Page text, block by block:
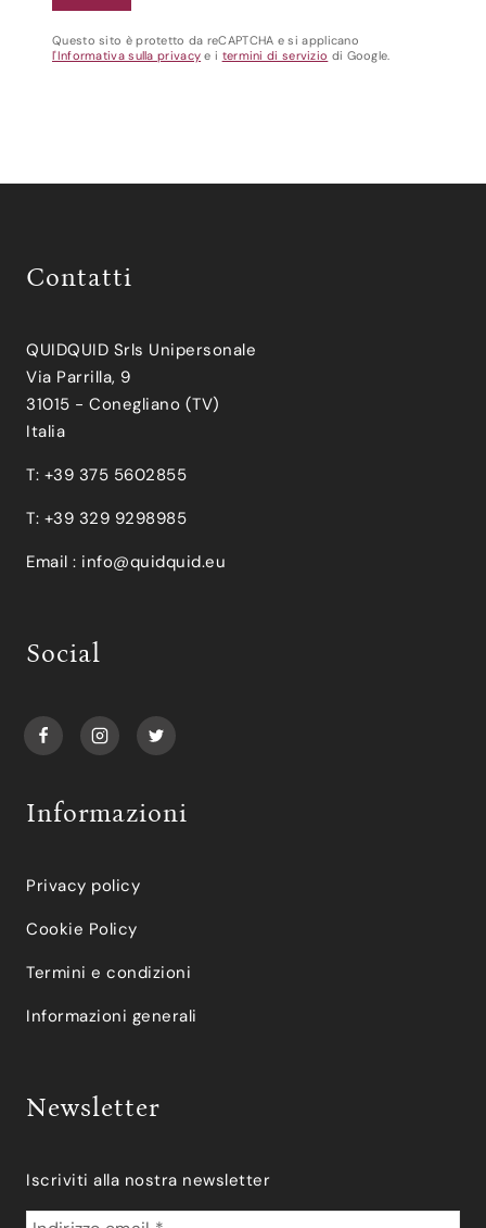
Questo sito è protetto da reCAPTCHA e si applicano
l'Informativa sulla privacy e i termini di servizio di Google.
Contatti
QUIDQUID Srls Unipersonale
Via Parrilla, 9
31015 - Conegliano (TV)
Italia
T: +39 375 5602855
T: +39 329 9298985
Email : info@quidquid.eu
Social
Informazioni
Privacy policy
Cookie Policy
Termini e condizioni
Informazioni generali
Newsletter
Iscriviti alla nostra newsletter